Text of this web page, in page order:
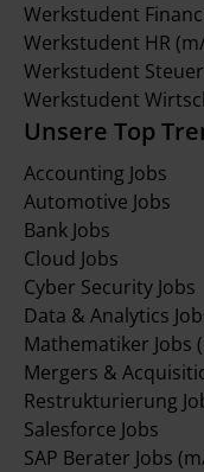
Werkstudent
Werkstudent HR
Werkstudent
Werkstudent
Unsere Top
Accounting Jobs
Automotive Jobs
Bank Jobs
Cloud Jobs
Cyber Security Jobs
Data & Analytics
Mathematiker Jobs
Mergers &
Restrukturierung
Salesforce Jobs
SAP Berater Jobs